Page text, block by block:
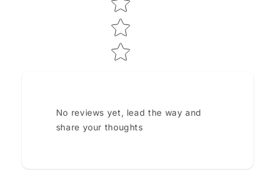
No reviews yet, lead the way and
share your thoughts